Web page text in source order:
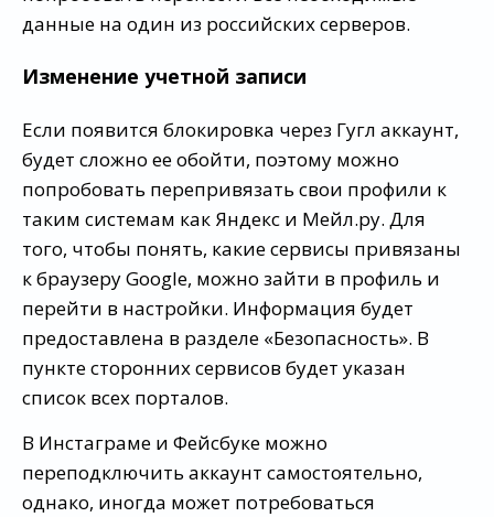
данные на один из российских серверов.
Изменение учетной записи
Если появится блокировка через Гугл аккаунт,
будет сложно ее обойти, поэтому можно
попробовать перепривязать свои профили к
таким системам как Яндекс и Мейл.ру. Для
того, чтобы понять, какие сервисы привязаны
к браузеру Google, можно зайти в профиль и
перейти в настройки. Информация будет
предоставлена в разделе «Безопасность». В
пункте сторонних сервисов будет указан
список всех порталов.
В Инстаграме и Фейсбуке можно
переподключить аккаунт самостоятельно,
однако, иногда может потребоваться